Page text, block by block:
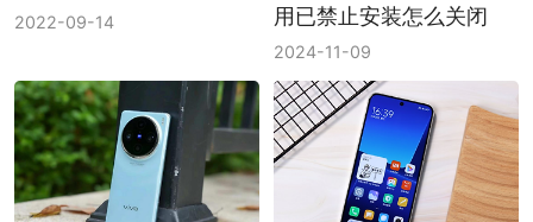
2022-09-14
用已禁止安装怎么关闭
2024-11-09